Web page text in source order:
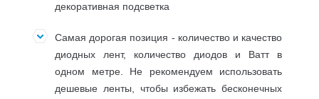
декоративная подсветка
Самая дорогая позиция - количество и качество
диодных лент, количество диодов и Ватт в
одном метре. Не рекомендуем использовать
дешевые ленты, чтобы избежать бесконечных